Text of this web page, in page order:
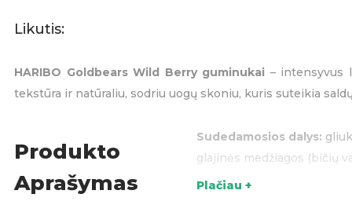
Likutis:
HARIBO Goldbears Wild Berry guminukai – intensyvus
tekstūra ir natūraliu, sodriu uogų skoniu, kuris suteikia
Produkto
Aprašymas
Sudedamosios dalys:
glajinės medžiagos (bičių
KATEGORIJOS:
Plačiau +